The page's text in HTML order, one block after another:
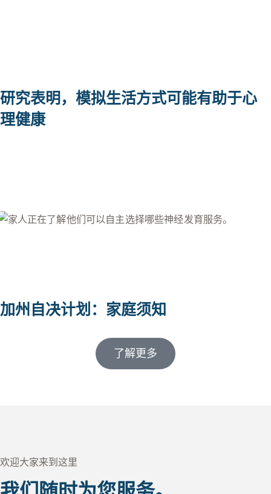
研究表明，模拟生活方式可能有助于心
理健康
加州自决计划：家庭须知
了解更多
欢迎大家来到这里